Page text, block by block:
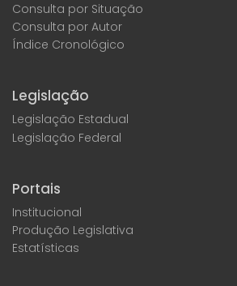
Consulta por Situação
Consulta por Autor
Índice Cronológico
Legislação
Legislação Estadual
Legislação Federal
Portais
Institucional
Produção Legislativa
Estatísticas